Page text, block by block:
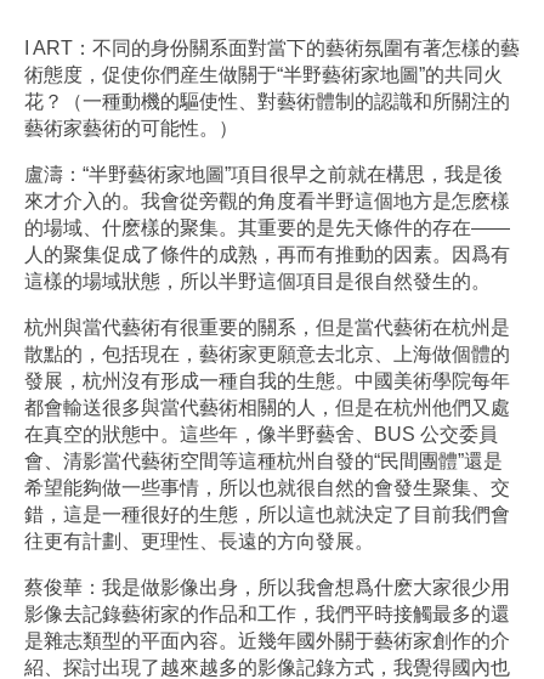
I ART：不同的身份關系面對當下的藝術氛圍有著怎樣的藝
術態度，促使你們産生做關于“半野藝術家地圖”的共同火
花？（一種動機的驅使性、對藝術體制的認識和所關注的
藝術家藝術的可能性。）
盧濤：“半野藝術家地圖”項目很早之前就在構思，我是後
來才介入的。我會從旁觀的角度看半野這個地方是怎麽樣
的場域、什麽樣的聚集。其重要的是先天條件的存在——
人的聚集促成了條件的成熟，再而有推動的因素。因爲有
這樣的場域狀態，所以半野這個項目是很自然發生的。
杭州與當代藝術有很重要的關系，但是當代藝術在杭州是
散點的，包括現在，藝術家更願意去北京、上海做個體的
發展，杭州沒有形成一種自我的生態。中國美術學院每年
都會輸送很多與當代藝術相關的人，但是在杭州他們又處
在真空的狀態中。這些年，像半野藝舍、BUS 公交委員
會、清影當代藝術空間等這種杭州自發的“民間團體”還是
希望能夠做一些事情，所以也就很自然的會發生聚集、交
錯，這是一種很好的生態，所以這也就決定了目前我們會
往更有計劃、更理性、長遠的方向發展。
蔡俊華：我是做影像出身，所以我會想爲什麽大家很少用
影像去記錄藝術家的作品和工作，我們平時接觸最多的還
是雜志類型的平面內容。近幾年國外關于藝術家創作的介
紹、探討出現了越來越多的影像記錄方式，我覺得國內也